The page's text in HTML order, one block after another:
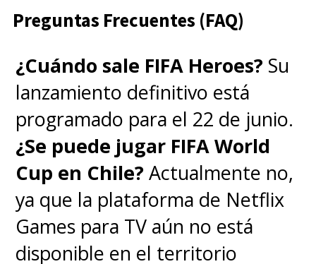
Preguntas Frecuentes (FAQ)
¿Cuándo sale FIFA Heroes? Su
lanzamiento definitivo está
programado para el 22 de junio.
¿Se puede jugar FIFA World
Cup en Chile? Actualmente no,
ya que la plataforma de Netflix
Games para TV aún no está
disponible en el territorio